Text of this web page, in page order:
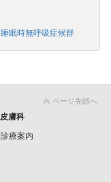
睡眠時無呼吸症候群
ページ先頭へ
皮膚科
診療案内